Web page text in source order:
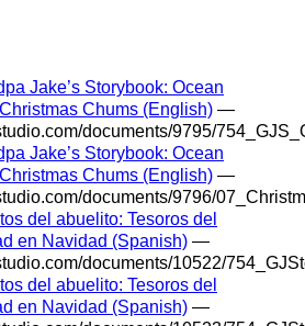
Jake’s Storybook: Ocean
Chums (English) —
documents/9795/
Jake’s Storybook: Ocean
Chums (English) —
documents/9796/
del abuelito: Tesoros del
en Navidad (Spanish) —
documents/10522/
del abuelito: Tesoros del
en Navidad (Spanish) —